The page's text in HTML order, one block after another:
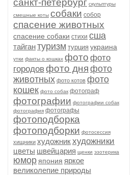
санкт-петербург скульптуры
смешные коты собаки собор
спасение животных
спасение собаки стихи сша
тайгантуризм турция украина
утки факты о кошках фото фото
городовфото дня фото
животных фото котов фото
кошек фото собак фотограф
фотографии фотографии собак
фотография фотографы
фотоподборка
фотоподборки фотосессия
хищники художникхудожники
цветы швейцария щенки эзотерика
юмор япония яркое
великолепие природы